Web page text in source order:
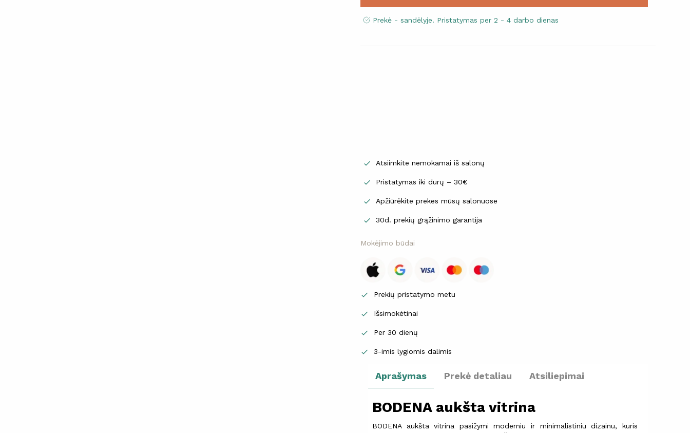
Prekė - sandėlyje. Pristatymas per 2 - 4 darbo dienas
 Atsiimkite nemokamai iš salonų
 Pristatymas iki durų – 30€
 Apžiūrėkite prekes mūsų salonuose
 30d. prekių grąžinimo garantija
Mokėjimo būdai
 Prekių pristatymo metu
 Išsimokėtinai
 Per 30 dienų
 3-imis lygiomis dalimis
Aprašymas Prekė detaliau Atsiliepimai
BODENA aukšta vitrina
BODENA aukšta vitrina pasižymi moderniu ir minimalistiniu dizainu, kuris